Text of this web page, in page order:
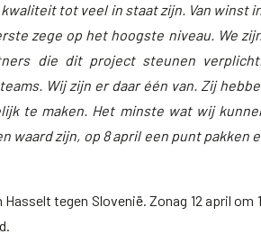
tot veel in staat zijn. Van winst
zege op het hoogste niveau. We
die dit project steunen
Wij zijn er daar één van. Zij
te maken. Het minste wat wij
zijn, op 8 april een punt pakken
tegen Slovenië. Zonag 12 april om